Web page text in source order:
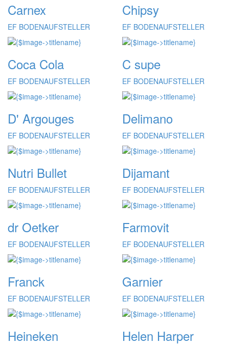
Carnex
EF BODENAUFSTELLER
Chipsy
EF BODENAUFSTELLER
Coca Cola
EF BODENAUFSTELLER
C supe
EF BODENAUFSTELLER
D' Argouges
EF BODENAUFSTELLER
Delimano
EF BODENAUFSTELLER
Nutri Bullet
EF BODENAUFSTELLER
Dijamant
EF BODENAUFSTELLER
dr Oetker
EF BODENAUFSTELLER
Farmovit
EF BODENAUFSTELLER
Franck
EF BODENAUFSTELLER
Garnier
EF BODENAUFSTELLER
Heineken Helen Harper